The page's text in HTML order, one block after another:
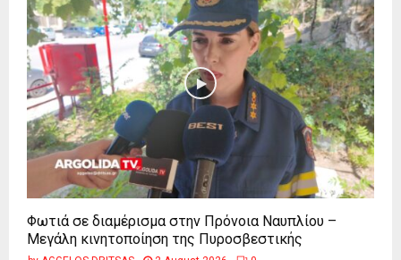
Φωτιά σε διαμέρισμα στην Πρόνοια Ναυπλίου –
Μεγάλη κινητοποίηση της Πυροσβεστικής